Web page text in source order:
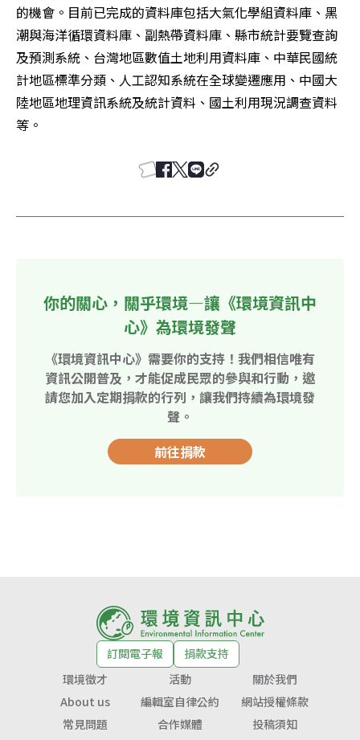
的機會。目前已完成的資料庫包括大氣化學組資料庫、黑
潮與海洋循環資料庫、副熱帶資料庫、縣市統計要覽查詢
及預測系統、台灣地區數值土地利用資料庫、中華民國統
計地區標準分類、人工認知系統在全球變遷應用、中國大
陸地區地理資訊系統及統計資料、國土利用現況調查資料
等。
你的關心，關乎環境—讓《環境資訊中
心》為環境發聲
《環境資訊中心》需要你的支持！我們相信唯有
資訊公開普及，才能促成民眾的參與和行動，邀
請您加入定期捐款的行列，讓我們持續為環境發
聲。
前往捐款
訂閱電子報
捐款支持
環境徵才
活動
關於我們
About us
編輯室自律公約
網站授權條款
常見問題
合作媒體
投稿須知